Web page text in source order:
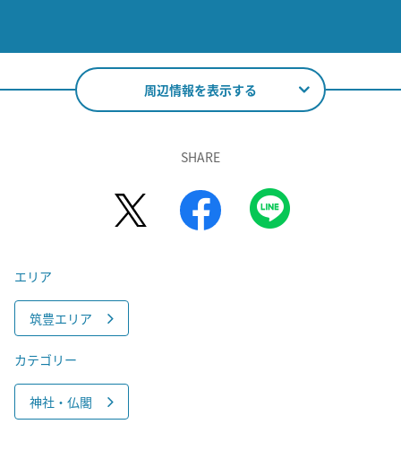
周辺情報を表示する
SHARE
エリア
筑豊エリア
カテゴリー
神社・仏閣